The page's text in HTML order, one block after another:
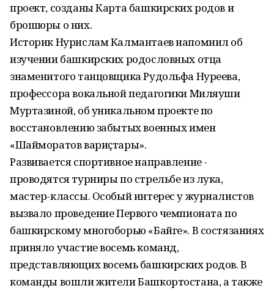
проект, созданы Карта башкирских родов и
брошюры о них.
Историк Нурислам Калмантаев напомнил об
изучении башкирских родословных отца
знаменитого танцовщика Рудольфа Нуреева,
профессора вокальной педагогики Миляуши
Муртазиной, об уникальном проекте по
восстановлению забытых военных имен
«Шайморатов вариҫтары».
Развивается спортивное направление -
проводятся турниры по стрельбе из лука,
мастер-классы. Особый интерес у журналистов
вызвало проведение Первого чемпионата по
башкирскому многоборью «Байге». В состязаниях
приняло участие восемь команд,
представляющих восемь башкирских родов. В
команды вошли жители Башкортостана, а также